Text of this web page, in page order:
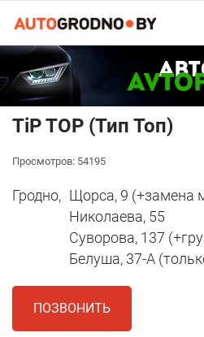
TiP TOP (Тип Топ)
Просмотров: 54195
Гродно, Щорса, 9 (+замена
Николаева, 55
Суворова, 137
Белуша, 37-А
ПОЗВОНИТЬ